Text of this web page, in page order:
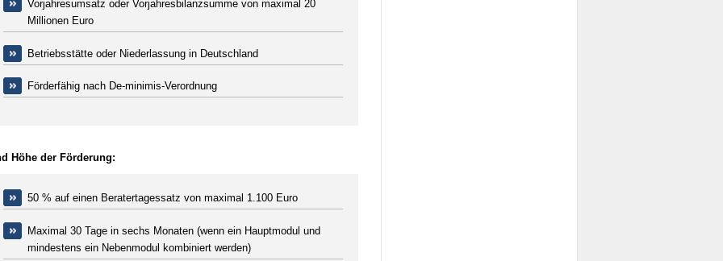
Vorjahresumsatz oder Vorjahresbilanzsumme von maximal 20
Millionen Euro
Betriebsstätte oder Niederlassung in Deutschland
Förderfähig nach De-minimis-Verordnung
Höhe der Förderung:
50 % auf einen Beratertagessatz von maximal 1.100 Euro
Maximal 30 Tage in sechs Monaten (wenn ein Hauptmodul und
mindestens ein Nebenmodul kombiniert werden)